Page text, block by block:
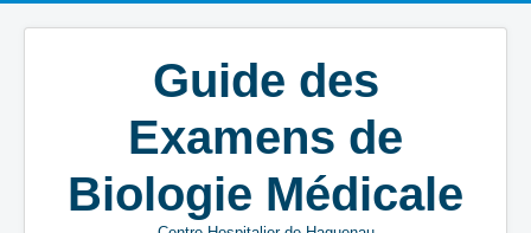
Guide des
Examens de
Biologie Médicale